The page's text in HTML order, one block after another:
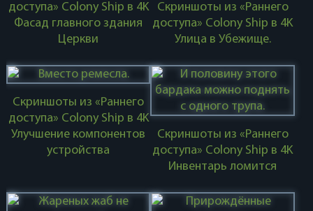
доступа» Colony Ship в 4K
Фасад главного здания
Церкви
Скриншоты из «Раннего
доступа» Colony Ship в 4K
Улица в Убежище.
Скриншоты из «Раннего
доступа» Colony Ship в 4K
Улучшение компонентов
устройства
Скриншоты из «Раннего
доступа» Colony Ship в 4K
Инвентарь ломится